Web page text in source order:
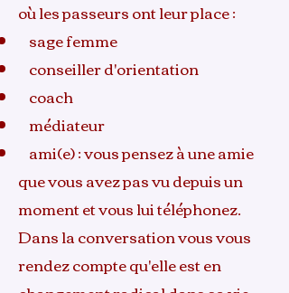
où les passeurs ont leur place :
sage femme
conseiller d'orientation
coach
médiateur
ami(e) : vous pensez à une amie
que vous avez pas vu depuis un
moment et vous lui téléphonez.
Dans la conversation vous vous
rendez compte qu'elle est en